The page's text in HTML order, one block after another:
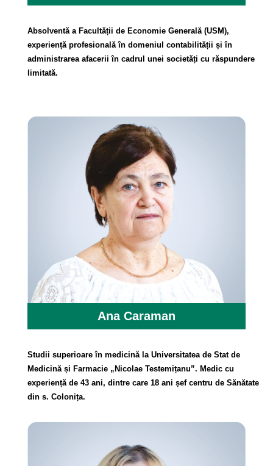
Absolventă a Facultății de Economie Generală (USM),
experiență profesională în domeniul contabilității și în
administrarea afacerii în cadrul unei societăți cu răspundere
limitată.
Ana Caraman
Studii superioare în medicină la Universitatea de Stat de
Medicină și Farmacie „Nicolae Testemițanu”. Medic cu
experiență de 43 ani, dintre care 18 ani șef centru de Sănătate
din s. Colonița.